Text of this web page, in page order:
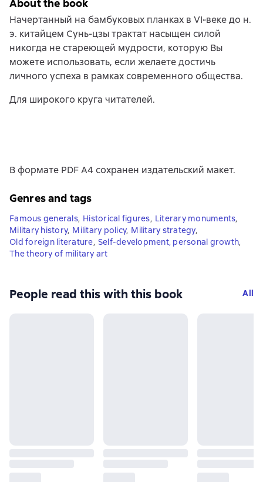
About the book
Начертанный на бамбуковых планках в VI▫веке до н.
э. китайцем Сунь-цзы трактат насыщен силой
никогда не стареющей мудрости, которую Вы
можете использовать, если желаете достичь
личного успеха в рамках современного общества.
Для широкого круга читателей.
В формате PDF A4 сохранен издательский макет.
Genres and tags
Famous generals, Historical figures, Literary monuments,
Military history, Military policy, Military strategy,
Old foreign literature, Self-development, personal growth,
The theory of military art
People read this with this book All